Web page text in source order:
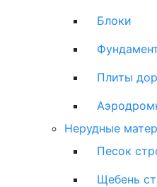
Блоки
Плиты
Нерудные
Песок
Щебень